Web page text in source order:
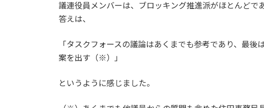
議連役員メンバーは、ブロッキング推進派がほとんどで
答えは、
「タスクフォースの議論はあくまでも参考であり、最
案を出す（※）」
というように感じました。